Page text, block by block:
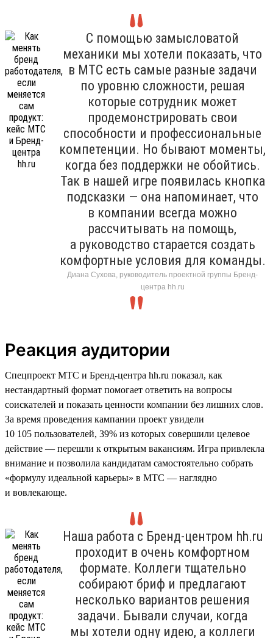
С помощью замысловатой
механики мы хотели показать, что
в МТС есть самые разные задачи
по уровню сложности, решая
которые сотрудник может
продемонстрировать свои
способности и профессиональные
компетенции. Но бывают моменты,
когда без поддержки не обойтись.
Так в нашей игре появилась кнопка
подсказки — она напоминает, что
в компании всегда можно
рассчитывать на помощь,
а руководство старается создать
комфортные условия для команды.
Диана Сухова, руководитель проектной группы Бренд-
центра hh.ru
Реакция аудитории
Спецпроект МТС и Бренд-центра hh.ru показал, как
нестандартный формат помогает ответить на вопросы
соискателей и показать ценности компании без лишних слов.
За время проведения кампании проект увидели
10 105 пользователей, 39% из которых совершили целевое
действие — перешли к открытым вакансиям. Игра привлекла
внимание и позволила кандидатам самостоятельно собрать
«формулу идеальной карьеры» в МТС — наглядно
и вовлекающе.
Наша работа с Бренд-центром hh.ru
проходит в очень комфортном
формате. Коллеги тщательно
собирают бриф и предлагают
несколько вариантов решения
задачи. Бывали случаи, когда
мы хотели одну идею, а коллеги